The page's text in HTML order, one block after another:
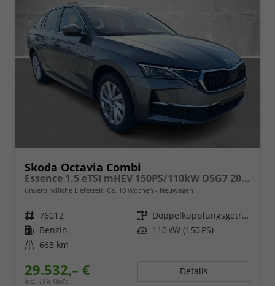
Skoda Octavia Combi
Essence 1.5 eTSI mHEV 150PS/110kW DSG7 2026
unverbindliche Lieferzeit: Ca. 10 Wochen Neuwagen
Fahrzeugnr. 76012 Getriebe
Doppelkupplungsgetriebe (DSG)
Kraftstoff Benzin Leistung 110 kW (150 PS)
Kilometerstand 663 km
29.532,– €
incl. 19% MwSt.
Details